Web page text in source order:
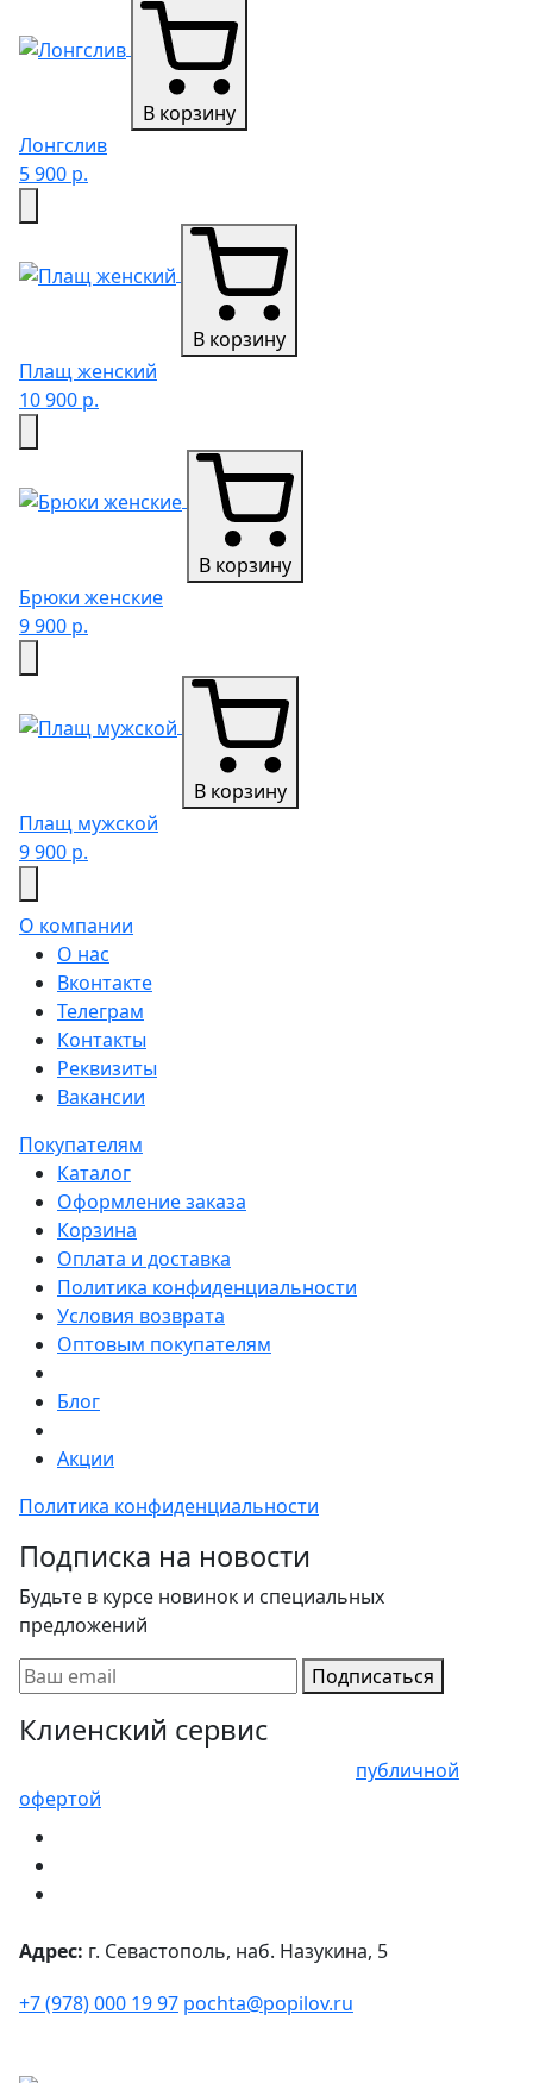
В корзину
Лонгслив
5 900 р.
В корзину
Плащ женский
10 900 р.
В корзину
Брюки женские
9 900 р.
В корзину
Плащ мужской
9 900 р.
О компании
О нас
Вконтакте
Телеграм
Контакты
Реквизиты
Вакансии
Покупателям
Каталог
Оформление заказа
Корзина
Оплата и доставка
Политика конфиденциальности
Условия возврата
Оптовым покупателям
Блог
Акции
Политика конфиденциальности
Подписка на новости
Будьте в курсе новинок и специальных
предложений
Подписаться
Клиенский сервис
публичной
офертой
Адрес: г. Севастополь, наб. Назукина, 5
+7 (978) 000 19 97 pochta@popilov.ru